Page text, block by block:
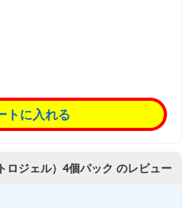
トに入れる
ロジェル）4個パック のレビュー